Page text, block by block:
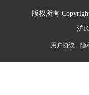
版权所有
沪
用户协议 隐